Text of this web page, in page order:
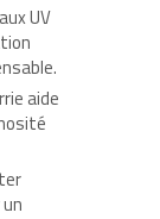
UV
aide